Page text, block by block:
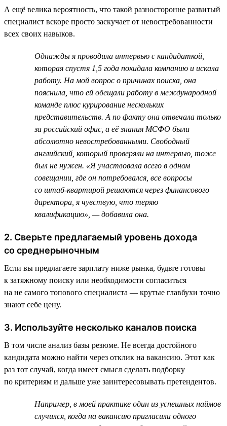
А ещё велика вероятность, что такой разносторонне развитый
специалист вскоре просто заскучает от невостребованности
всех своих навыков.
Однажды я проводила интервью с кандидаткой,
которая спустя 1,5 года покидала компанию и искала
работу. На мой вопрос о причинах поиска, она
пояснила, что ей обещали работу в международной
команде плюс курирование нескольких
представительств. А по факту она отвечала только
за российский офис, а её знания МСФО были
абсолютно невостребованными. Свободный
английский, который проверяли на интервью, тоже
был не нужен. «Я участвовала всего в одном
совещании, где он потребовался, все вопросы
со штаб-квартирой решаются через финансового
директора, я чувствую, что теряю
квалификацию», — добавила она.
2. Сверьте предлагаемый уровень дохода
со среднерыночным
Если вы предлагаете зарплату ниже рынка, будьте готовы
к затяжному поиску или необходимости согласиться
на не самого топового специалиста — крутые главбухи точно
знают себе цену.
3. Используйте несколько каналов поиска
В том числе анализ базы резюме. Не всегда достойного
кандидата можно найти через отклик на вакансию. Этот как
раз тот случай, когда имеет смысл сделать подборку
по критериям и дальше уже заинтересовывать претендентов.
Например, в моей практике один из успешных наймов
случился, когда на вакансию пригласили одного